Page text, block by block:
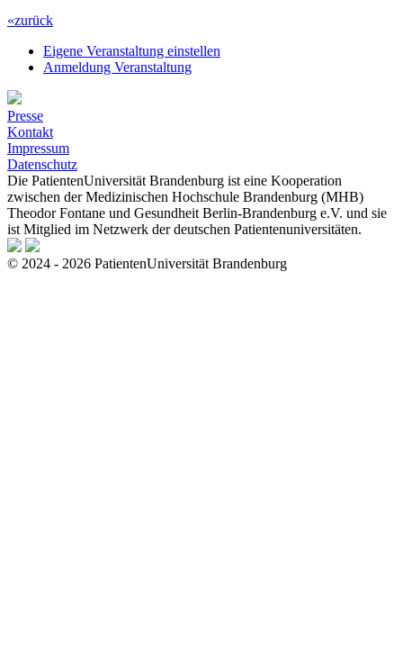
«zurück
Eigene Veranstaltung einstellen
Anmeldung Veranstaltung
Presse
Kontakt
Impressum
Datenschutz
Die PatientenUniversität Brandenburg ist eine Kooperation
zwischen der Medizinischen Hochschule Brandenburg (MHB)
Theodor Fontane und Gesundheit Berlin-Brandenburg e.V. und sie
ist Mitglied im Netzwerk der deutschen Patientenuniversitäten.
© 2024 - 2026 PatientenUniversität Brandenburg